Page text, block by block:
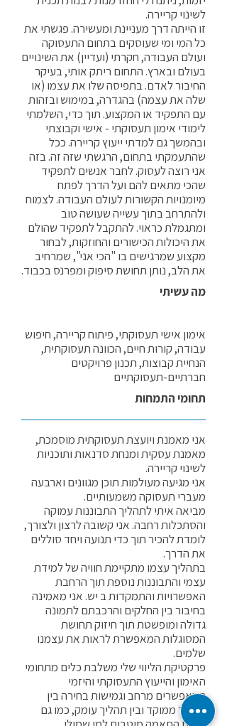
לשינוי קריירה.
זו הייתה דרך מעניינת ומעשירה. פגשתי את
כל המי ומי שעוסקים בתחום התעסוקה
ועולם העבודה, חקרתי (ועדיין) את השינויים
בעולם ובארץ. התחום ריתק אותי, בעיקר
החיבור לאדם. בתפיסה שלו את עצמו (או
שלה את עצמה) בהגדרה, במימוש ובזהות
עם התפקיד או המקצוע. תוך כדי, השלמתי
לימודי אימון תעסוקתי - אישי וקבוצתי
ובהמשך גם למדתי ייעוץ קריירה. ככל
שהתעמקתי בתחום, הרגשתי שזה זה. בזה
אני רוצה לעסוק. לחבר אנשים לתפקיד
שהכי מתאים להם ועל הדרך לפתח
מיומנויות הקשורות לעולם העבודה. לצמוח
ולהתרחב בתוך עשייה שעושה טוב
ומתגמלת כראוי. להתקבל לתפקיד שהולם
את היכולות הכישורים והחוזקות, לבחור
מקצוע שמרגישים בו "הכי אני", שמרחיב
את הלב, נותן תחושת סיפוק ומפרנס בכבוד.
מה עשיתי
אימון אישי תעסוקתי, פיתוח קריירה, חיפוש
עבודה, קורות חיים, הכוונה תעסוקתית,
הנחיית קבוצות, תכנון פרויקטים
חברתיים-תעסוקתיים
תחומי התמחות
אני מאמנת ויועצת תעסוקתית מוסמכת,
מאמנת עסקית ומנחת סדנאות ותוכניות
לשינוי קריירה.
אני מגיעה מעולמות תוכן מגוונים וארבעה
מעברי תעסוקה משמעותיים.
מביאה איתי לתהליך התבוננות עמוקה
והסתכלות רחבה. אני קשובה לרצון ולצורך,
לומדת להכיר תוך כדי תנועה ויחד סוללים
את הדרך.
בתהליך עצמו מתקיימת חוויה של למידת
עצמי והתבוננות נוספת תוך הרחבת
האפשרויות והתמקדות ב יש. אני מאמינה
בחיבור בין החלקים והרכבתם לתמונה
גדולה ומופשטת תוך חיזוק תחושת
המסוגלות המאפשרת לראות את עצמנו
שלמים.
פרקטיקת הליווי שלי משלבת כלים מתחומי
האימון והייעוץ התעסוקתי והיזמי
המאפשרים מרחב וגמישות בחירה בין
תהליך ממוקד ובין תהליך עומק, כמו גם